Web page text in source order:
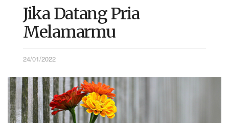
Jika Datang Pria
Melamarmu
24/01/2022